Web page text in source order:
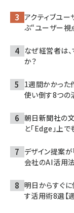
アクティブユ
ぶ“ユーザー
なぜ経営者は
か？
1週間かかっ
使い倒す8つの
朝日新聞社の
と「Edge」上
デザイン提案
会社のAI活用法
明日からすぐ
す活用術8選【